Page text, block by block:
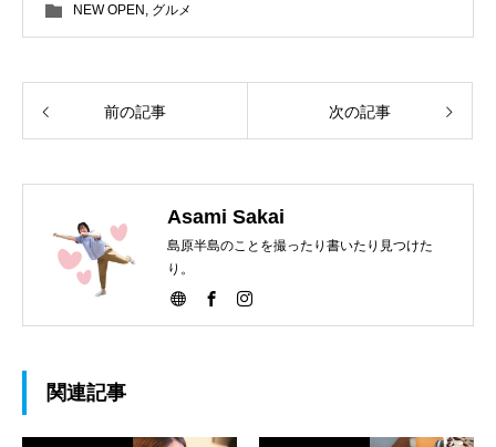
NEW OPEN グルメ
前の記事 次の記事
Asami Sakai
島原半島のことを撮ったり書いたり見つけた
り。
関連記事